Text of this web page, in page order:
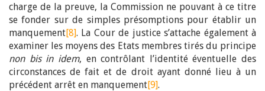
charge de la preuve, la Commission ne pouvant à ce titre
se fonder sur de simples présomptions pour établir un
manquement[8]. La Cour de justice s’attache également à
examiner les moyens des Etats membres tirés du principe
non bis in idem, en contrôlant l’identité éventuelle des
circonstances de fait et de droit ayant donné lieu à un
précédent arrêt en manquement[9].